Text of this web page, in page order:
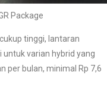
Package
tinggi, lantaran
untuk varian hybrid yang
per bulan, minimal Rp 7,6